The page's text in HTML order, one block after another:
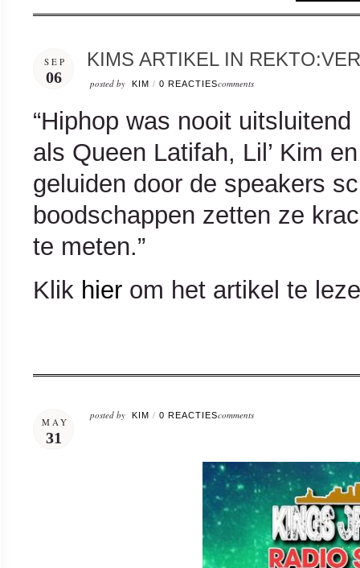
SEP
06
KIMS ARTIKEL IN
posted by KIM / 0 REACTIEScomments
“Hiphop was nooit
als Queen Latifah, Lil’ Kim
geluiden door de speakers
boodschappen zetten ze
te meten.”
Klik hier om het artikel te
MAY
31
posted by KIM / 0 REACTIEScomments